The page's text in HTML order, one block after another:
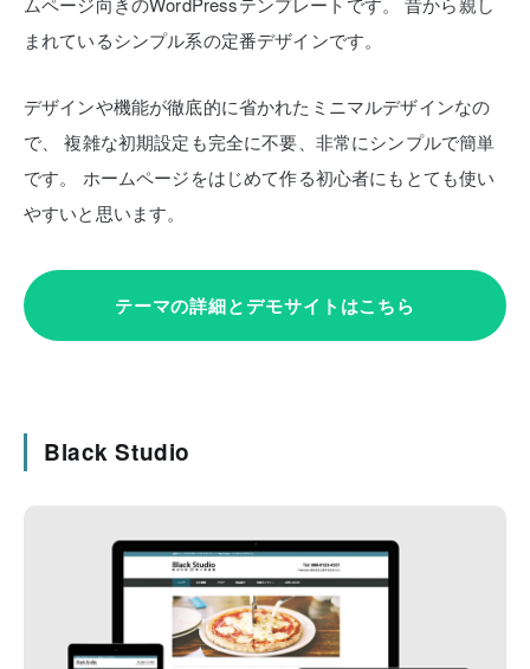
まれているシンプル系の定番デザインです。
デザインや機能が徹底的に省かれたミニマルデザインなの
で、
複雑な初期設定も完全に不要、非常にシンプルで簡単
です。
ホームページをはじめて作る初心者にもとても使い
やすいと思います。
テーマの詳細とデモサイトはこちら
Black Studio